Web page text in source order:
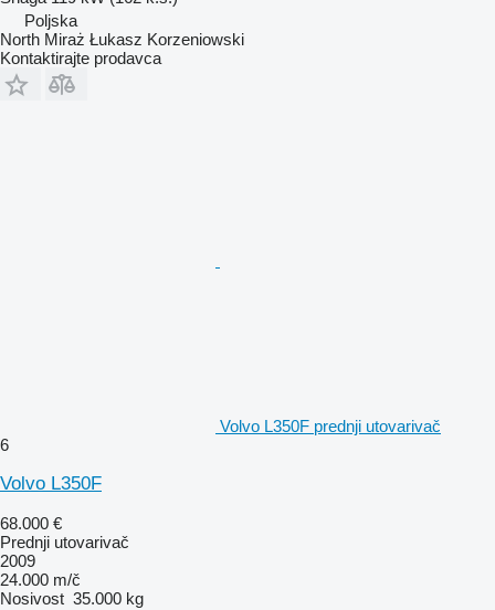
Poljska
North Miraż Łukasz Korzeniowski
Kontaktirajte prodavca
Volvo L350F prednji utovarivač
6
Volvo L350F
68.000 €
Prednji utovarivač
2009
24.000 m/č
Nosivost 35.000 kg